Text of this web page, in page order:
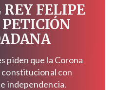
FELIPE
piden que la Corona
constitucional con
independencia.